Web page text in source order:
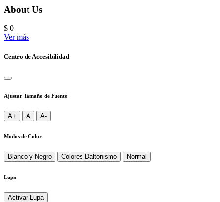
About Us
$ 0
Ver más
Centro de Accesibilidad
Ajustar Tamaño de Fuente
A+ A A-
Modos de Color
Blanco y Negro Colores Daltonismo Normal
Lupa
Activar Lupa